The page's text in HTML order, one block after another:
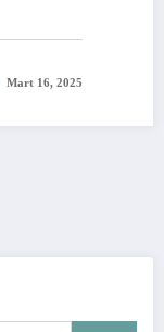
Mart 16, 2025